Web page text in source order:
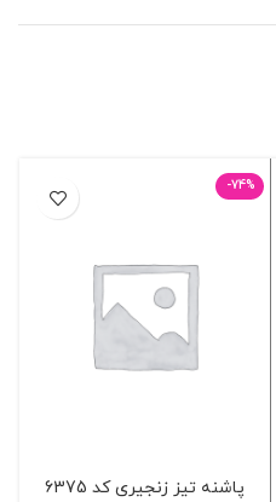
-74%
پاشنه تیز زنجیری کد 6375